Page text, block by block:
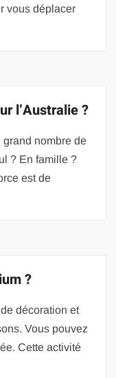
vous déplacer
l’Australie ?
grand nombre de
? En famille ?
est de
?
décoration et
Vous pouvez
Cette activité